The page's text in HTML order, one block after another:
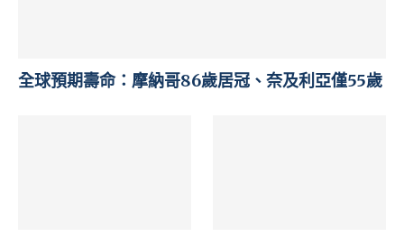
全球預期壽命：摩納哥86歲居冠、奈及利亞僅55歲